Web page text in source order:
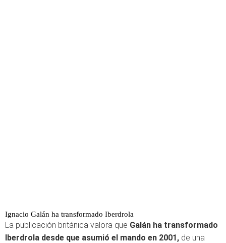
Ignacio Galán ha transformado Iberdrola
La publicación británica valora que Galán ha transformado
Iberdrola desde que asumió el mando en 2001, de una